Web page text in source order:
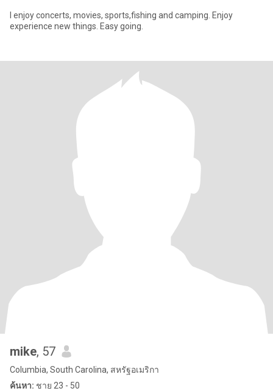
I enjoy concerts, movies, sports,fishing and camping. Enjoy
experience new things. Easy going.
mike, 57
Columbia, South Carolina, สหรัฐอเมริกา
ค้นหา: ชาย 23 - 50